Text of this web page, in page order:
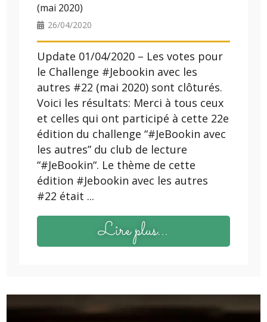
(mai 2020)
26/04/2020
Update 01/04/2020 – Les votes pour
le Challenge #Jebookin avec les
autres #22 (mai 2020) sont clôturés.
Voici les résultats: Merci à tous ceux
et celles qui ont participé à cette 22e
édition du challenge “#JeBookin avec
les autres” du club de lecture
“#JeBookin“. Le thème de cette
édition #Jebookin avec les autres
#22 était ...
Lire plus...